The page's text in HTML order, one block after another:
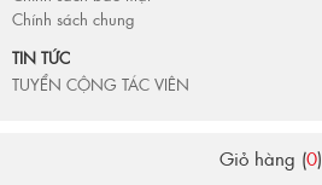
Chính sách chung
TIN TỨC
TUYỂN CỘNG TÁC VIÊN
Giỏ hàng (0)